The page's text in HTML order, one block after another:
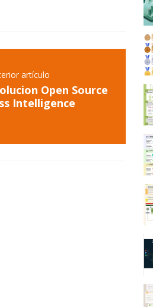
artículo
Open Source
Intelligence